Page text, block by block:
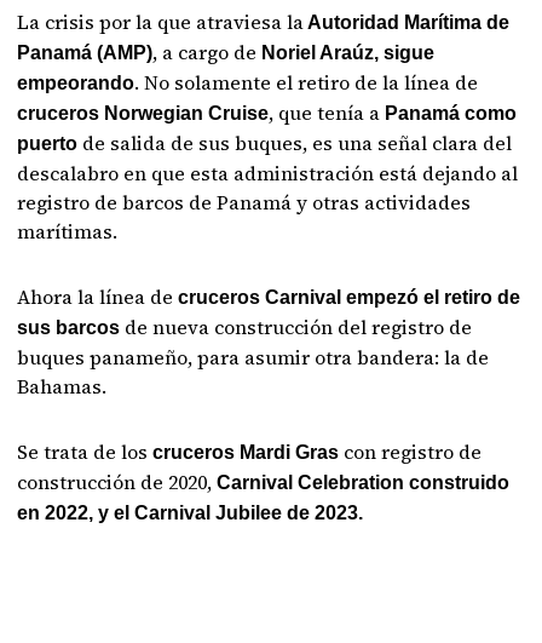
La crisis por la que atraviesa laAutoridad Marítima de
Panamá (AMP), a cargo de Noriel Araúz, sigue
empeorando. No solamente el retiro de la línea de
cruceros Norwegian Cruise, que tenía a Panamá como
puerto de salida de sus buques, es una señal clara del
descalabro en que esta administración está dejando al
registro de barcos de Panamá y otras actividades
marítimas.
Ahora la línea decruceros Carnival empezó el retiro de
sus barcos de nueva construcción del registro de
buques panameño, para asumir otra bandera: la de
Bahamas.
Se trata de loscruceros Mardi Gras con registro de
construcción de 2020,Carnival Celebration construido
en 2022, y el Carnival Jubilee de 2023.